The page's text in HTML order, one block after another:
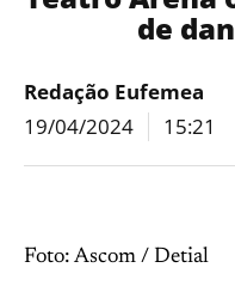
de
Redação Eufemea
19/04/2024
15:21
Foto: Ascom / Detial